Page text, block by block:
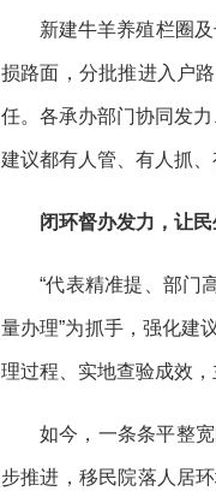
新建牛羊养殖栏圈
损路面，分批推进入户
任。各承办部门协同发
建议都有人管、有人抓、
闭环督办发力，让
“代表精准提、部门
量办理”为抓手，强化建
理过程、实地查验成效
如今，一条条平整
步推进，移民院落人居